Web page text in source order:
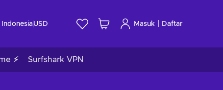
Indonesia USD Masuk Daftar
⚡ Surfshark VPN